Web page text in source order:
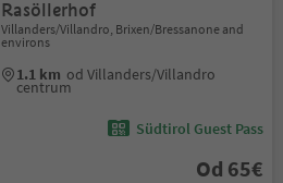
Rasöllerhof
Villanders/Villandro, Brixen/Bressanone and
environs
1.1 km od Villanders/Villandro
centrum
Südtirol Guest Pass
Od 65€